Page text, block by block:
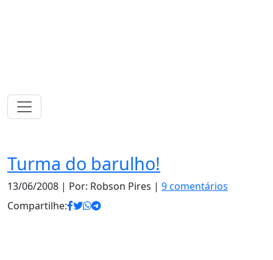
Turma do barulho!
13/06/2008 | Por: Robson Pires | 9 comentários
Compartilhe: